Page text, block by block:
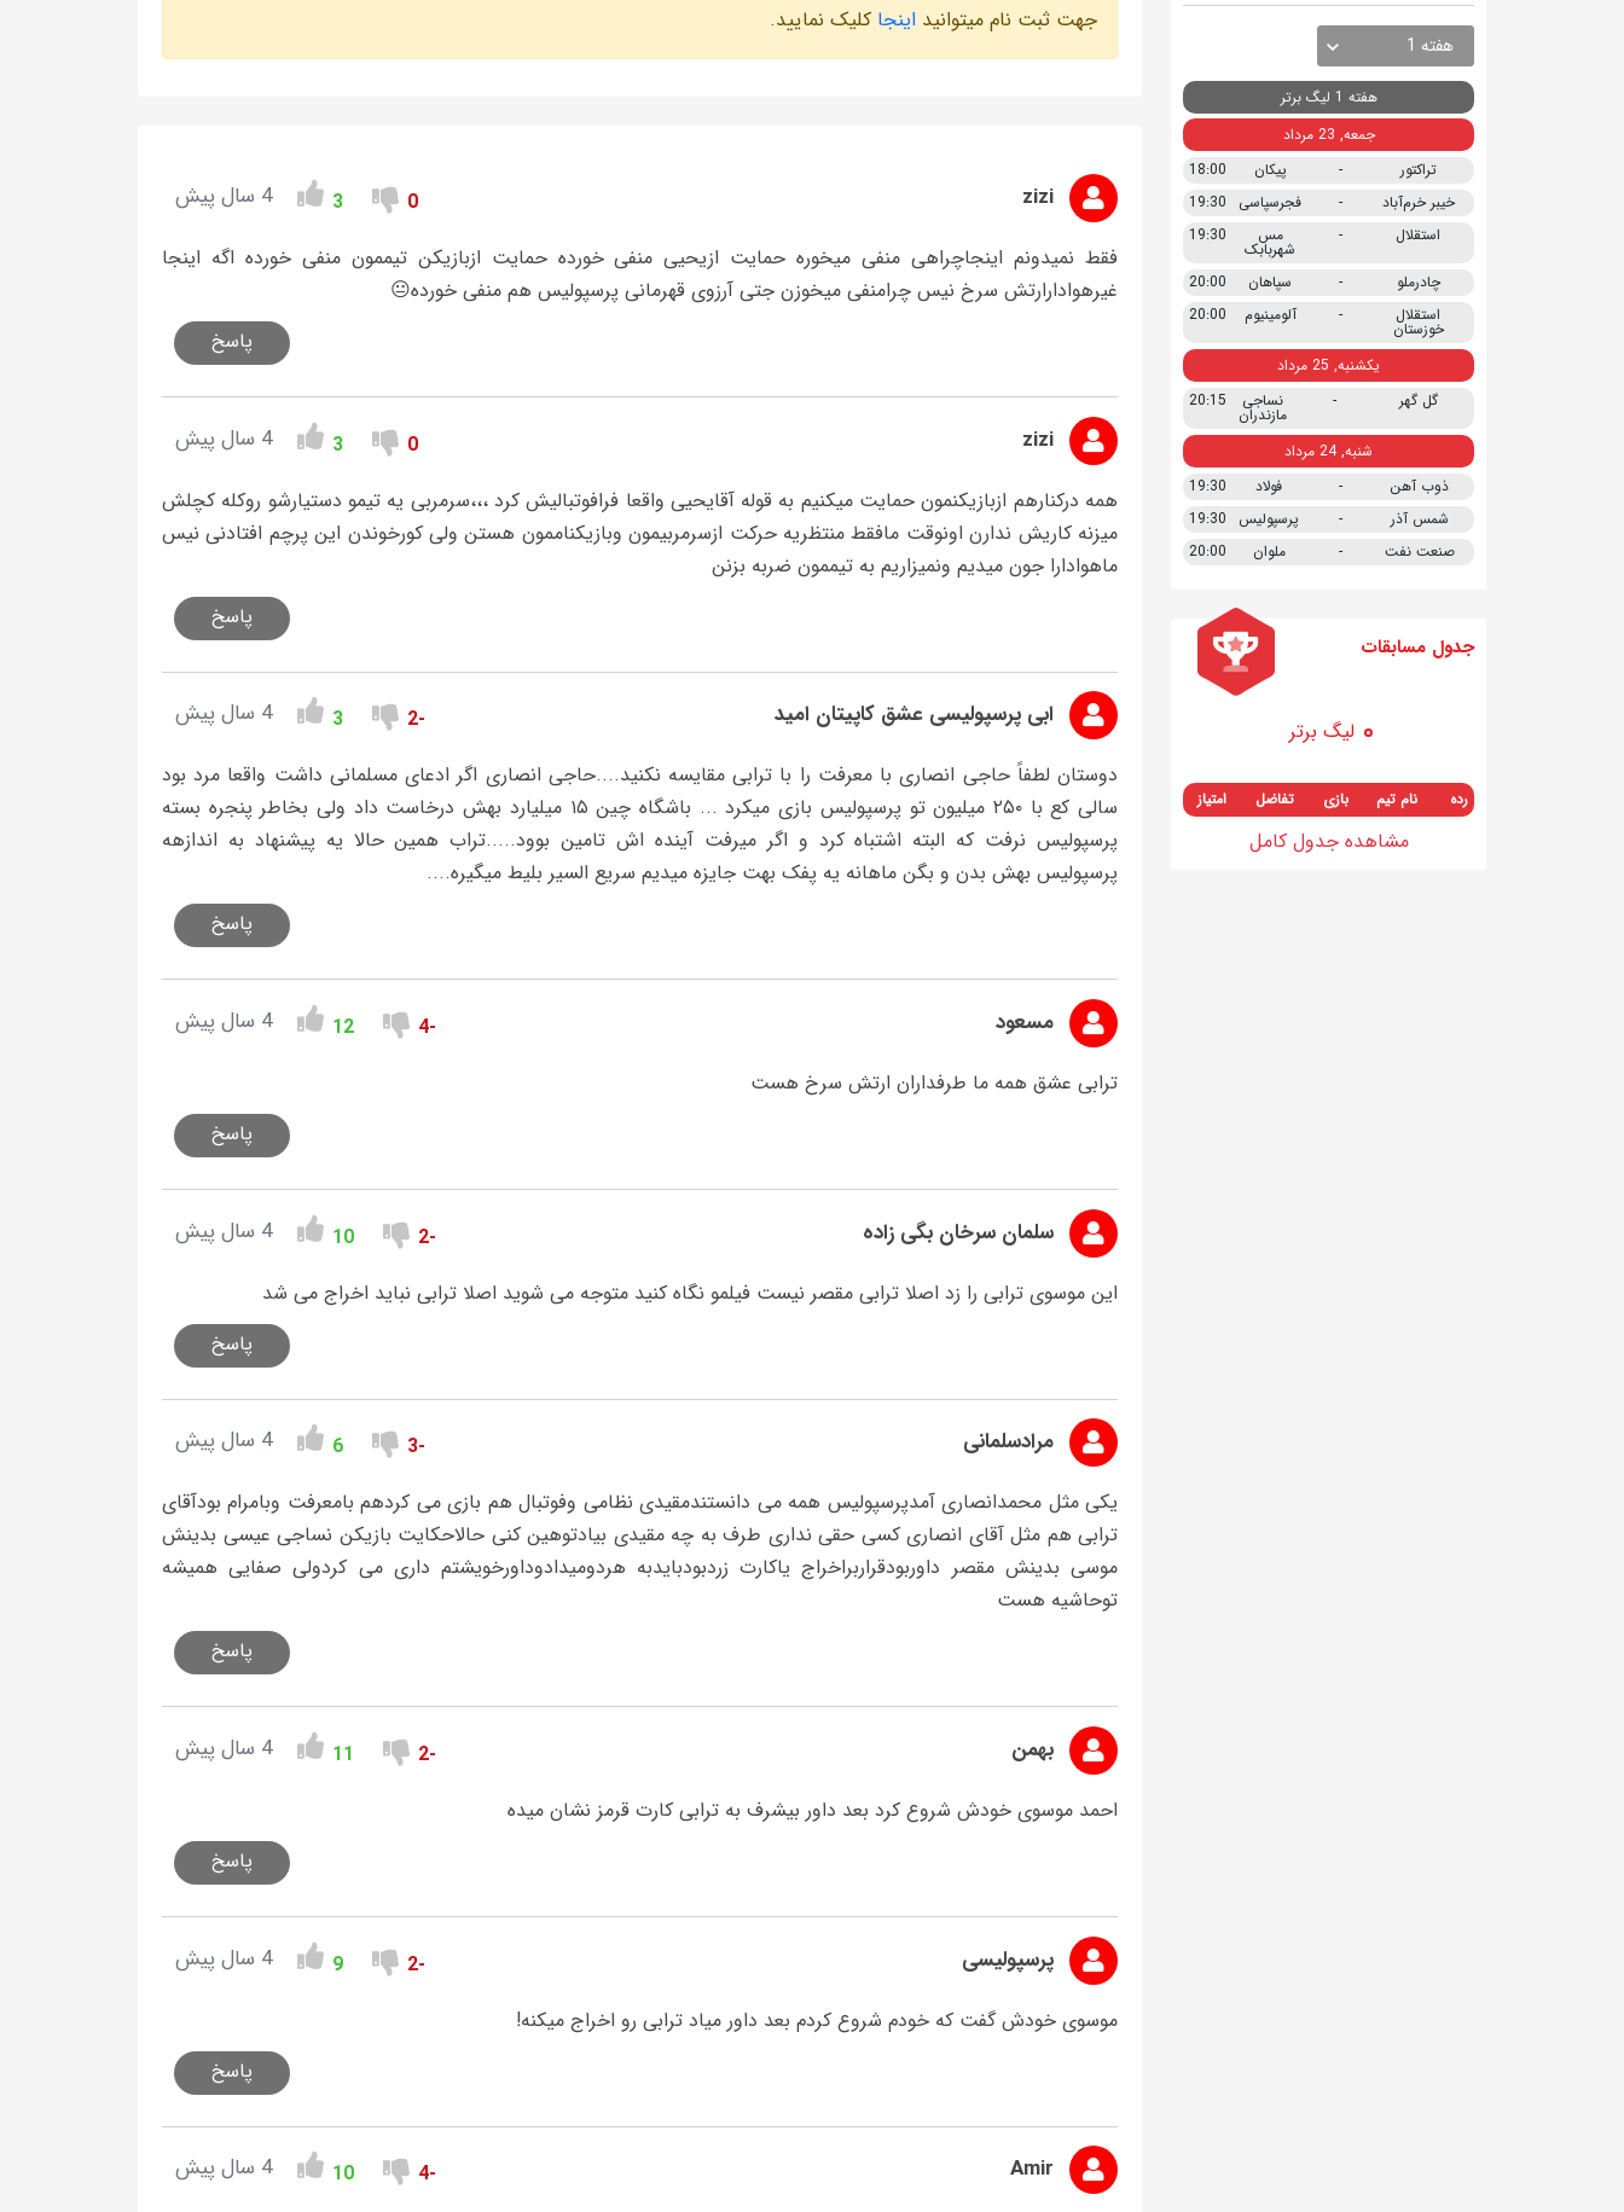
جهت ثبت نام میتوانید اینجا کلیک نمایید.
zizi
0
3 4 سال پیش
فقط نمیدونم اینجاچراهی منفی میخوره حمایت ازیحیی منفی خورده حمایت ازبازیکن تیممون منفی خورده اگه اینجا
غیرهوادارارتش سرخ نیس چرامنفی میخوزن جتی آرزوی قهرمانی پرسپولیس هم منفی خورده😐
پاسخ
zizi
0
3 4 سال پیش
همه درکنارهم ازبازیکنمون حمایت میکنیم به قوله آقایحیی واقعا فرافوتبالیش کرد ،،،سرمربی یه تیمو دستیارشو روکله کچلش
میزنه کاریش ندارن اونوقت مافقط منتظریه حرکت ازسرمربیمون وبازیکناممون هستن ولی کورخوندن این پرچم افتادنی نیس
ماهوادارا جون میدیم ونمیزاریم به تیممون ضربه بزنن
پاسخ
ابی پرسپولیسی عشق کاپیتان امید -2
3 4 سال پیش
دوستان لطفاً حاجی انصاری با معرفت را با ترابی مقایسه نکنید....حاجی انصاری اگر ادعای مسلمانی داشت واقعا مرد بود
سالی کع با ۲۵۰ میلیون تو پرسپولیس بازی میکرد ... باشگاه چین ۱۵ میلیارد بهش درخاست داد ولی بخاطر پنجره بسته
پرسپولیس نرفت که البته اشتباه کرد و اگر میرفت آینده اش تامین بوود.....تراب همین حالا یه پیشنهاد به اندازهه
پرسپولیس بهش بدن و بگن ماهانه یه پفک بهت جایزه میدیم سریع السیر بلیط میگیره....
پاسخ
مسعود -4
12 4 سال پیش
ترابی عشق همه ما طرفداران ارتش سرخ هست
پاسخ
سلمان سرخان بگی زاده -2
10 4 سال پیش
این موسوی ترابی را زد اصلا ترابی مقصر نیست فیلمو نگاه کنید متوجه می شوید اصلا ترابی نباید اخراج می شد
پاسخ
مرادسلمانی -3
6 4 سال پیش
یکی مثل محمدانصاری آمدپرسپولیس همه می دانستندمقیدی نظامی وفوتبال هم بازی می کردهم بامعرفت وبامرام بودآقای
ترابی هم مثل آقای انصاری کسی حقی نداری طرف به چه مقیدی بیادتوهین کنی حالاحکایت بازیکن نساجی عیسی بدینش
موسی بدینش مقصر داوربودقراربراخراج یاکارت زردبودبایدبه هردومیدادوداورخویشتم داری می کردولی صفایی همیشه
توحاشیه هست
پاسخ
بهمن -2
11 4 سال پیش
احمد موسوی خودش شروع کرد بعد داور بیشرف به ترابی کارت قرمز نشان میده
پاسخ
پرسپولیسی -2
9 4 سال پیش
موسوی خودش گفت که خودم شروع کردم بعد داور میاد ترابی رو اخراج میکنه!
پاسخ
Amir
-4
10 4 سال پیش
هفته 1
هفته 1 لیگ برتر
جمعه, 23 مرداد
تراکتور
- پیکان
18:00
خیبر خرم‌آباد
- فجرسپاسی
19:30
استقلال
- مس
شهربابک
19:30
چادرملو - سپاهان
20:00
استقلال
خوزستان
- آلومینیوم 20:00
یکشنبه, 25 مرداد
گل گهر
- نساجی
مازندران
20:15
شنبه, 24 مرداد
ذوب آهن
- فولاد
19:30
شمس آذر
- پرسپولیس
19:30
صنعت نفت
- ملوان 20:00
جدول مسابقات
لیگ برتر
رده نام تیم بازی تفاضل امتیاز
مشاهده جدول کامل